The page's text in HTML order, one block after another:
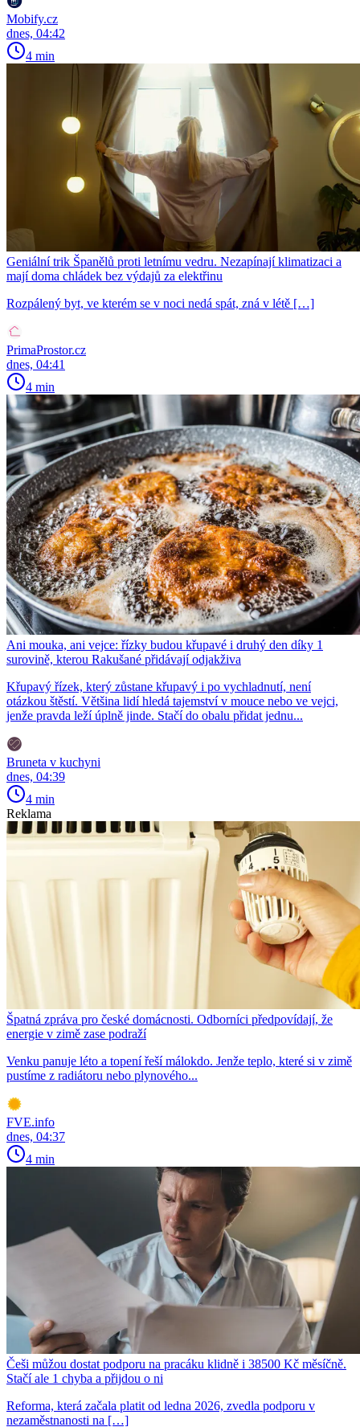
Mobify.cz
dnes, 04:42
4 min
Geniální trik Španělů proti letnímu vedru. Nezapínají klimatizaci a
mají doma chládek bez výdajů za elektřinu
Rozpálený byt, ve kterém se v noci nedá spát, zná v létě […]
PrimaProstor.cz
dnes, 04:41
4 min
Ani mouka, ani vejce: řízky budou křupavé i druhý den díky 1
surovině, kterou Rakušané přidávají odjakživa
Křupavý řízek, který zůstane křupavý i po vychladnutí, není
otázkou štěstí. Většina lidí hledá tajemství v mouce nebo ve vejci,
jenže pravda leží úplně jinde. Stačí do obalu přidat jednu...
Bruneta v kuchyni
dnes, 04:39
4 min
Reklama
Špatná zpráva pro české domácnosti. Odborníci předpovídají, že
energie v zimě zase podraží
Venku panuje léto a topení řeší málokdo. Jenže teplo, které si v zimě
pustíme z radiátoru nebo plynového...
FVE.info
dnes, 04:37
4 min
Češi můžou dostat podporu na pracáku klidně i 38500 Kč měsíčně.
Stačí ale 1 chyba a přijdou o ni
Reforma, která začala platit od ledna 2026, zvedla podporu v
nezaměstnanosti na […]